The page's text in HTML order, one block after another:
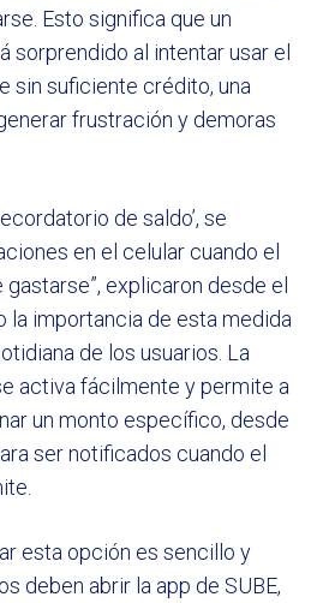
Esto significa que un
sorprendido al intentar usar el
sin suficiente crédito, una
frustración y demoras
de saldo’, se
en el celular cuando el
explicaron desde el
la importancia de esta medida
de los usuarios. La
activa fácilmente y permite a
un monto específico, desde
ser notificados cuando el
esta opción es sencillo y
deben abrir la app de SUBE,